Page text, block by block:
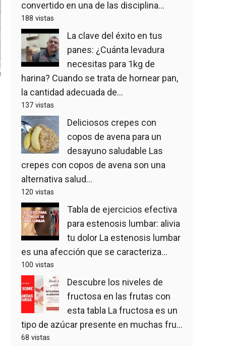
convertido en una de las disciplina...
188 vistas
La clave del éxito en tus
panes: ¿Cuánta levadura
necesitas para 1kg de
harina? Cuando se trata de hornear pan,
la cantidad adecuada de...
137 vistas
Deliciosos crepes con
copos de avena para un
desayuno saludable Las
crepes con copos de avena son una
alternativa salud...
120 vistas
Tabla de ejercicios efectiva
para estenosis lumbar: alivia
tu dolor La estenosis lumbar
es una afección que se caracteriza...
100 vistas
Descubre los niveles de
fructosa en las frutas con
esta tabla La fructosa es un
tipo de azúcar presente en muchas fru...
68 vistas